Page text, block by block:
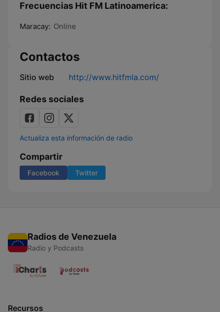
Frecuencias Hit FM Latinoamerica:
Maracay: Online
Contactos
Sitio web http://www.hitfmla.com/
Redes sociales
Actualiza esta información de radio
Compartir
Facebook Twitter
Radios de Venezuela
Radio y Podcasts
Recursos